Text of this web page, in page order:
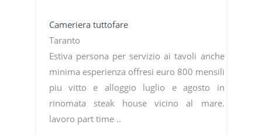
Cameriera tuttofare
Taranto
Estiva persona per servizio ai tavoli anche
minima esperienza offresi euro 800 mensili
piu vitto e alloggio luglio e agosto in
rinomata steak house vicino al mare.
lavoro part time ..